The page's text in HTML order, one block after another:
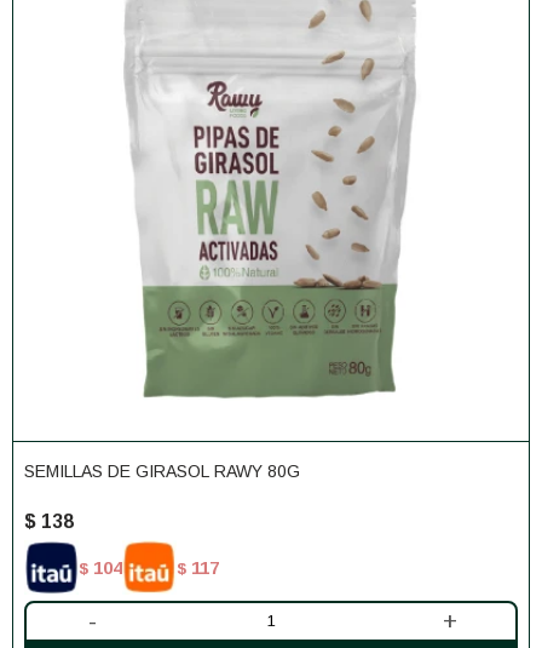
SEMILLAS DE GIRASOL RAWY 80G
$ 138
$ 104 $ 117
- +